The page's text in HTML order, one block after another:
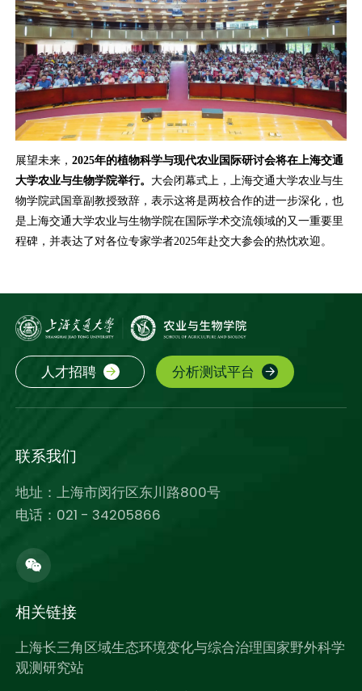
展望未来，2025年的植物科学与现代农业国际研讨会将在上海交通
大学农业与生物学院举行。 大会闭幕式上，上海交通大学农业与生
物学院武国章副教授致辞，表示这将是两校合作的进一步深化，也
是上海交通大学农业与生物学院在国际学术交流领域的又一重要里
程碑，并表达了对各位专家学者2025年赴交大参会的热忱欢迎。
人才招聘 分析测试平台
联系我们
地址：上海市闵行区东川路800号
电话：021 - 34205866
相关链接
上海长三角区域生态环境变化与综合治理国家野外科学
观测研究站